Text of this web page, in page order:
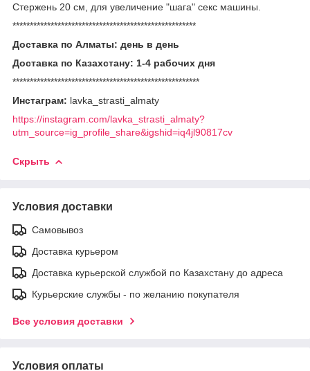
Стержень 20 см, для увеличение "шага" секс машины.
*****************************************************
Доставка по Алматы: день в день
Доставка по Казахстану: 1-4 рабочих дня
******************************************************
Инстаграм: lavka_strasti_almaty
https://instagram.com/lavka_strasti_almaty?
utm_source=ig_profile_share&igshid=iq4jl90817cv
Скрыть
Условия доставки
Самовывоз
Доставка курьером
Доставка курьерской службой по Казахстану до адреса
Курьерские службы - по желанию покупателя
Все условия доставки
Условия оплаты